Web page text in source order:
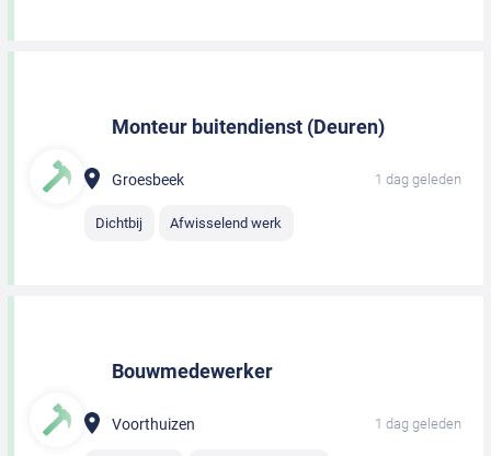
Monteur buitendienst (Deuren)
Groesbeek 1 dag geleden
Dichtbij Afwisselend werk
Bouwmedewerker
Voorthuizen 1 dag geleden